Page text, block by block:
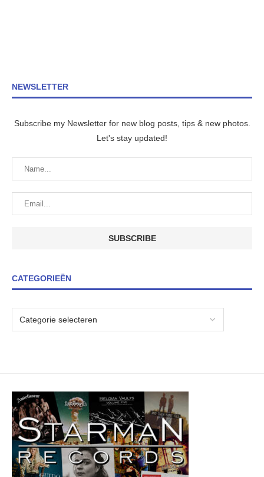
NEWSLETTER
Subscribe my Newsletter for new blog posts, tips & new photos.
Let's stay updated!
CATEGORIEËN